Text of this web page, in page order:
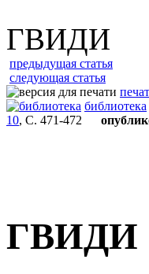
ГВИДИ
предыдущая статья
следующая статья
библиотека
10, С. 471-472
ГВИДИ